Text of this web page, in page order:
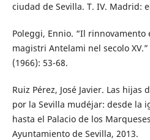
ciudad de Sevilla. T. IV. Madrid:
Poleggi, Ennio. “Il rinnovamento
magistri Antelami nel secolo
(1966): 53-68.
Ruiz Pérez, José Javier. Las hijas
por la Sevilla mudéjar: desde la
hasta el Palacio de los
Ayuntamiento de Sevilla, 2013.